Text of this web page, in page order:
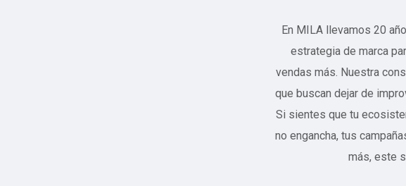
En MILA llevamos 20
estrategia de marca
vendas más. Nuestra
que buscan dejar de
Si sientes que tu
no engancha, tus
más, este